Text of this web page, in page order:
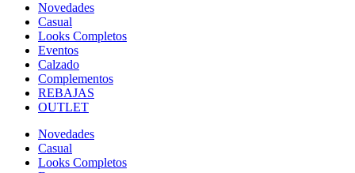
Novedades
Casual
Looks Completos
Eventos
Calzado
Complementos
REBAJAS
OUTLET
Novedades
Casual
Looks Completos